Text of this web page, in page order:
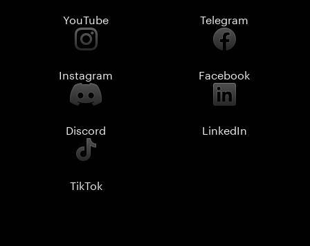
YouTube Telegram
Instagram Facebook
Discord LinkedIn
TikTok